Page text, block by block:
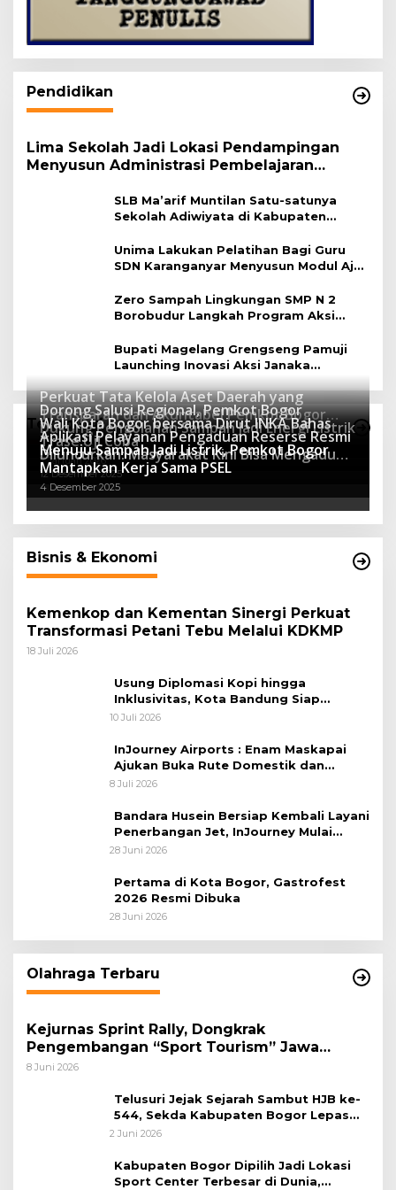
Pendidikan
Lima Sekolah Jadi Lokasi Pendampingan
Menyusun Administrasi Pembelajaran
SLB Ma’arif Muntilan Satu-satunya
Sekolah Adiwiyata di Kabupaten
Unima Lakukan Pelatihan Bagi Guru
SDN Karanganyar Menyusun Modul Ajar
Zero Sampah Lingkungan SMP N 2
Borobudur Langkah Program Aksi
Bupati Magelang Grengseng Pamuji
Launching Inovasi Aksi Janaka
Program Sekolah Adiwiyata
Teknologi
Perkuat Tata Kelola Aset Daerah yang
Transparan dan Akuntabel Pemkot Bogor
Luncurkan SIMASDA
8 Juli 2026
Dorong Salusi Regional, Pemkot Bogor
Dukung Pengolahan Sampah Jadi Energi Listrik
8 April 2026
Wali Kota Bogor bersama Dirut INKA Bahas
Trase Uji Coba
7 Januari 2026
Aplikasi Pelayanan Pengaduan Reserse Resmi
Diluncurkan: Masyarakat Kini Bisa Mengadu
Lebih Cepat, Mudah, dan Terintegrasi
12 Desember 2025
Menuju Sampah Jadi Listrik, Pemkot Bogor
Mantapkan Kerja Sama PSEL
4 Desember 2025
Bisnis & Ekonomi
Kemenkop dan Kementan Sinergi Perkuat
Transformasi Petani Tebu Melalui KDKMP
18 Juli 2026
Usung Diplomasi Kopi hingga
Inklusivitas, Kota Bandung Siap
Sambut 25 Duta Besar di Festival Asia
10 Juli 2026
InJourney Airports : Enam Maskapai
Ajukan Buka Rute Domestik dan
Internasional dari Bandara Husein
8 Juli 2026
Bandara Husein Bersiap Kembali Layani
Penerbangan Jet, InJourney Mulai
Tahap Optimalisasi
28 Juni 2026
Pertama di Kota Bogor, Gastrofest
2026 Resmi Dibuka
28 Juni 2026
Olahraga Terbaru
Kejurnas Sprint Rally, Dongkrak
Pengembangan “Sport Tourism” Jawa
Tengah
8 Juni 2026
Telusuri Jejak Sejarah Sambut HJB ke-
544, Sekda Kabupaten Bogor Lepas
Gowes Napak Tilas Bogor
2 Juni 2026
Kabupaten Bogor Dipilih Jadi Lokasi
Sport Center Terbesar di Dunia,